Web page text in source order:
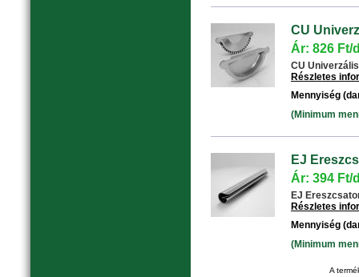
CU
Ár: 826 Ft/
CU
Részletes
Mennyiség
(Minimum
EJ
Ár: 394 Ft/
EJ
Részletes
Mennyiség
(Minimum
A